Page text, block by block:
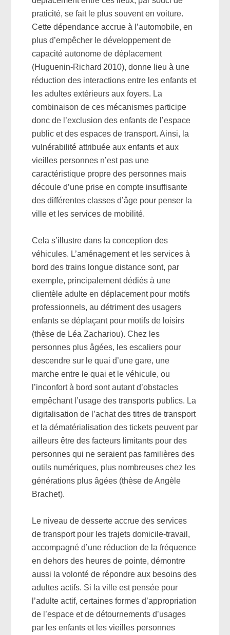
praticité, se fait le plus souvent en voiture.
Cette dépendance accrue à l’automobile, en
plus d’empêcher le développement de
capacité autonome de déplacement
(Huguenin-Richard 2010), donne lieu à une
réduction des interactions entre les enfants et
les adultes extérieurs aux foyers. La
combinaison de ces mécanismes participe
donc de l’exclusion des enfants de l’espace
public et des espaces de transport. Ainsi, la
vulnérabilité attribuée aux enfants et aux
vieilles personnes n’est pas une
caractéristique propre des personnes mais
découle d’une prise en compte insuffisante
des différentes classes d’âge pour penser la
ville et les services de mobilité.
Cela s’illustre dans la conception des
véhicules. L’aménagement et les services à
bord des trains longue distance sont, par
exemple, principalement dédiés à une
clientèle adulte en déplacement pour motifs
professionnels, au détriment des usagers
enfants se déplaçant pour motifs de loisirs
(thèse de Léa Zachariou). Chez les
personnes plus âgées, les escaliers pour
descendre sur le quai d’une gare, une
marche entre le quai et le véhicule, ou
l’inconfort à bord sont autant d’obstacles
empêchant l’usage des transports publics. La
digitalisation de l’achat des titres de transport
et la dématérialisation des tickets peuvent par
ailleurs être des facteurs limitants pour des
personnes qui ne seraient pas familières des
outils numériques, plus nombreuses chez les
générations plus âgées (thèse de Angèle
Brachet).
Le niveau de desserte accrue des services
de transport pour les trajets domicile-travail,
accompagné d’une réduction de la fréquence
en dehors des heures de pointe, démontre
aussi la volonté de répondre aux besoins des
adultes actifs. Si la ville est pensée pour
l’adulte actif, certaines formes d’appropriation
de l’espace et de détournements d’usages
par les enfants et les vieilles personnes